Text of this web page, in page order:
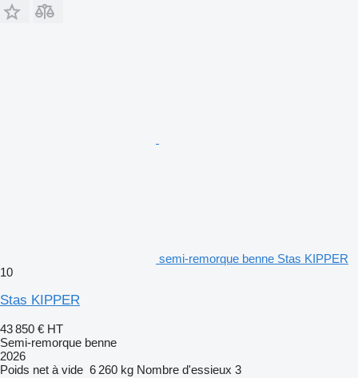
semi-remorque benne Stas KIPPER
10
Stas KIPPER
43 850 € HT
Semi-remorque benne
2026
Poids net à vide 6 260 kg Nombre d'essieux 3